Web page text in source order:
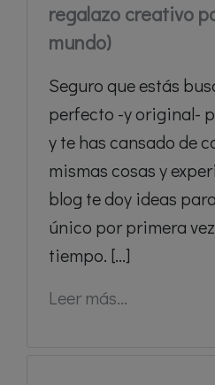
regalazo creativo
mundo)
Seguro que estás
perfecto -y original-
y te has cansado de
mismas cosas y
blog te doy ideas
único por primera
tiempo. [...]
Leer más...